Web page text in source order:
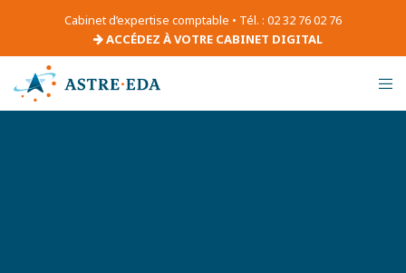
Cabinet d’expertise comptable • Tél. : 02 32 76 02 76
ACCÉDEZ À VOTRE CABINET DIGITAL